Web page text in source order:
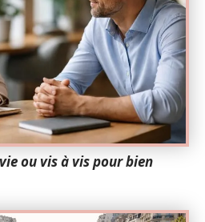
ou vis à vis pour bien